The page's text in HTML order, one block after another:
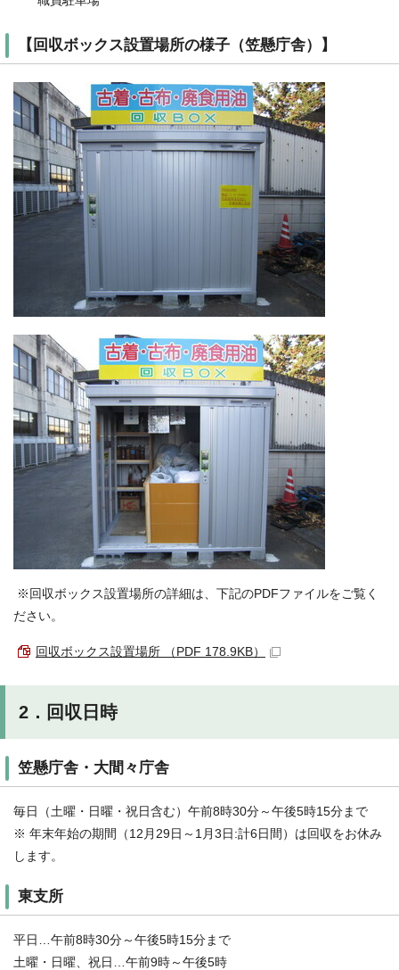
【回収ボックス設置場所の様子（笠懸庁舎）】
※回収ボックス設置場所の詳細は、下記のPDFファイルをご覧く
ださい。
回収ボックス設置場所 （PDF 178.9KB）
2．回収日時
笠懸庁舎・大間々庁舎
毎日（土曜・日曜・祝日含む）午前8時30分～午後5時15分まで
※ 年末年始の期間（12月29日～1月3日:計6日間）は回収をお休み
します。
東支所
平日…午前8時30分～午後5時15分まで
土曜・日曜、祝日…午前9時～午後5時